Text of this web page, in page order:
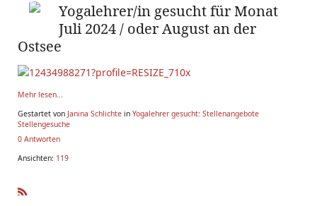
Yogalehrer/in gesucht für Monat
Juli 2024 / oder August an der
Ostsee
Mehr lesen...
Gestartet von Janina Schlichte in Yogalehrer gesucht: Stellenangebote
Stellengesuche
0 Antworten
Ansichten: 119